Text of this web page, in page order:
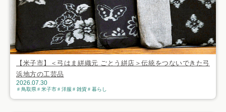
【米子市】＜弓はま絣織元 ごとう絣店＞伝統をつないできた弓
浜地方の工芸品
2026.07.30
鳥取県 米子市 洋服 雑貨 暮らし